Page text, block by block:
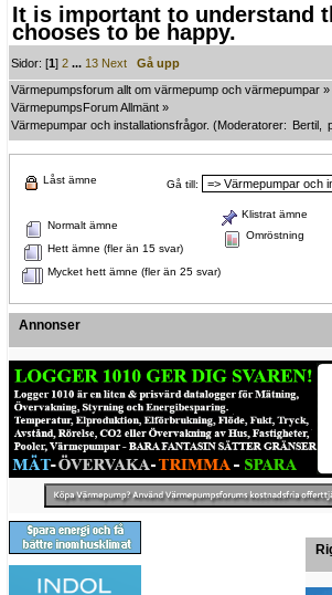
It is important to understand
chooses to be happy.
Sidor: [1]2 ...13 Next
Gå upp
Värmepumpsforum allt om värmepump och värmepumpar »
VärmepumpsForum Allmänt »
Värmepumpar och installationsfrågor. (Moderatorer: Bertil
Gå till:
Normalt ämne
Hett ämne (fler än 15 svar)
Mycket hett ämne (fler än 25 svar)
Låst ämne
Klistrat ämne
Omröstning
Annonser